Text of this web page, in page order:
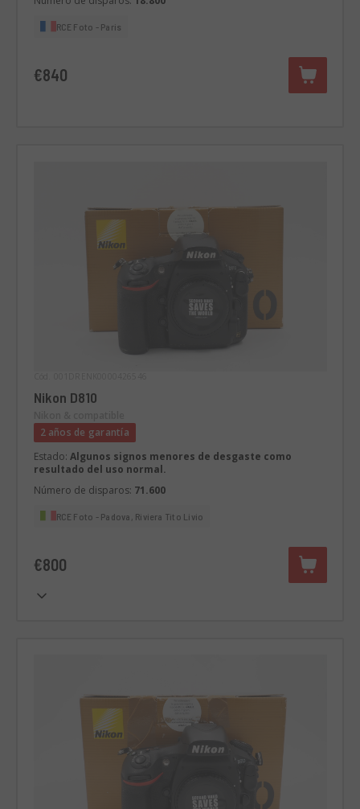
RCE Foto - Paris
€840
Nikon D810
2 años de garantía
Estado: Algunos signos menores de desgaste como
resultado del uso normal.
Número de disparos: 71.600
RCE Foto - Padova, Riviera Tito Livio
€800